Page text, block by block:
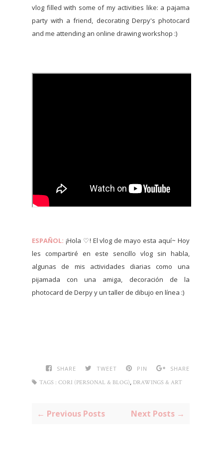
vlog filled with some of my activities like: a pajama
party with a friend, decorating Derpy's photocard
and me attending an online drawing workshop :)
ESPAÑOL: ¡Hola ♡! El vlog de mayo esta aquí~ Hoy
les compartiré en este sencillo vlog sin habla,
algunas de mis actividades diarias como una
pijamada con una amiga, decoración de la
photocard de Derpy y un taller de dibujo en línea :)
SHARE TWEET PIN
SHARE
TAGS : CORI (PERSONAL & BLOG), DRAWINGS & ART
← Previous Posts Next Posts →